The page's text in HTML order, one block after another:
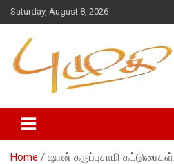
Saturday, August 8, 2026
Home ஷான் கருப்புசாமி கட்டுரைகள்